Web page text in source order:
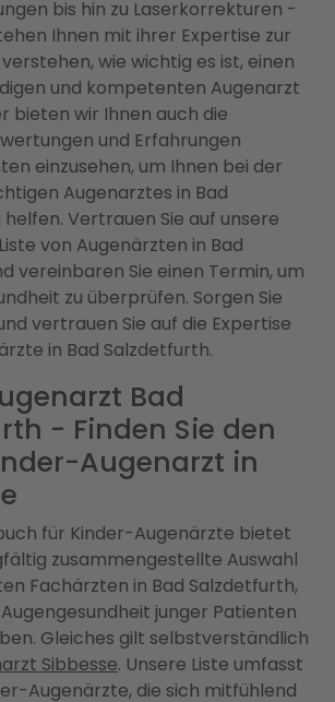
bis hin zu Laserkorrekturen -
Ihnen mit ihrer Expertise zur
wie wichtig es ist, einen
und kompetenten Augenarzt
bieten wir Ihnen auch die
und Erfahrungen
einzusehen, um Ihnen bei der
Augenarztes in Bad
Vertrauen Sie auf unsere
von Augenärzten in Bad
vereinbaren Sie einen Termin, um
zu überprüfen. Sorgen Sie
vertrauen Sie auf die Expertise
in Bad Salzdetfurth.
Bad
- Finden Sie den
Augenarzt in
für Kinder-Augenärzte bietet
zusammengestellte Auswahl
Fachärzten in Bad Salzdetfurth,
junger Patienten
Gleiches gilt selbstverständlich
Sibbesse. Unsere Liste umfasst
Augenärzte, die sich mitfühlend